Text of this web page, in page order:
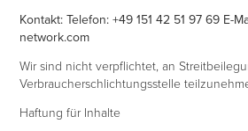
Kontakt: Telefon: +49 151 42 51 97 69 E-
network.com
Wir sind nicht verpflichtet, an
Verbraucherschlichtungsstelle
Haftung für Inhalte